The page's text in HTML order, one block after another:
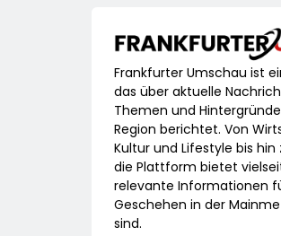
Frankfurter Umschau ist
das über aktuelle
Themen und
Region berichtet. Von
Kultur und Lifestyle bis hin
die Plattform bietet
relevante Informationen
Geschehen in der
sind.